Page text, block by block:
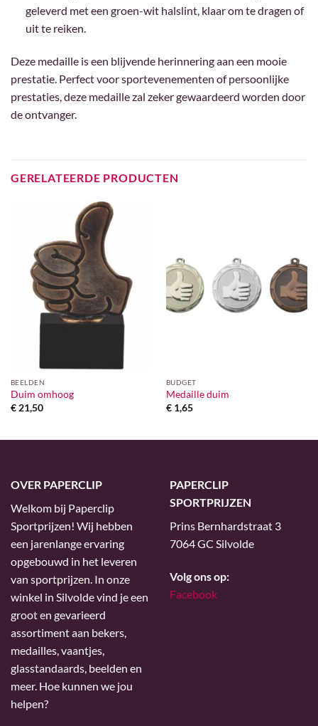
geleverd met een groen-wit halslint, klaar om te dragen of
uit te reiken.
Deze medaille is een blijvende herinnering aan een mooie
prestatie. Perfect voor sportevenementen of persoonlijke
prestaties, deze medaille zal zeker gewaardeerd worden door
de ontvanger.
GERELATEERDE PRODUCTEN
BEELDEN
Duim omhoog
€21,50
BUDGET
Medaille duim
€1,65
OVER PAPERCLIP
Welkom bij Paperclip
Sportprijzen! Wij hebben
een jarenlange ervaring
opgebouwd in het leveren
van sportprijzen. In onze
winkel in Silvolde vind je een
groot en gevarieerd
assortiment aan bekers,
medailles, vaantjes,
glasstandaards, beelden en
meer. Hoe kunnen we jou
helpen?
PAPERCLIP
SPORTPRIJZEN
Prins Bernhardstraat 3
7064 GC Silvolde
Volg ons op:
Facebook